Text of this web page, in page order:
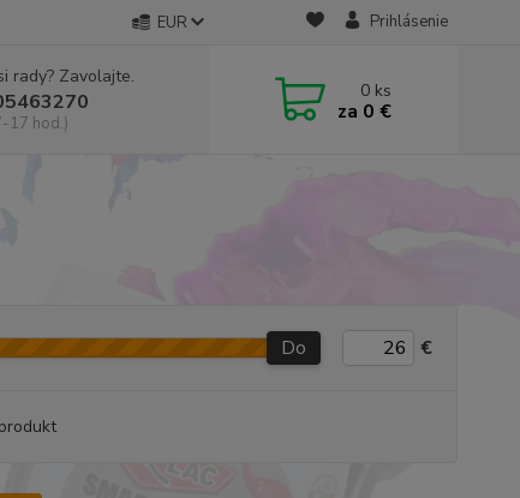
EUR Prihlásenie
rady? Zavolajte.
17 hod.)
0 ks
za 0 €
Do €